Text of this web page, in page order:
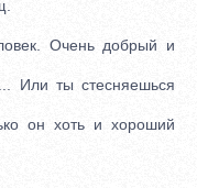
Очень добрый и
ты стесняешься
он хоть и хороший